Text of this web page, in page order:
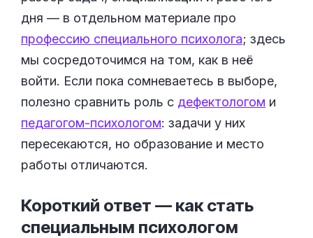
дня — в отдельном материале про
профессию специального психолога; здесь
мы сосредоточимся на том, как в неё
войти. Если пока сомневаетесь в выборе,
полезно сравнить роль с дефектологом и
педагогом-психологом: задачи у них
пересекаются, но образование и место
работы отличаются.
Короткий ответ — как стать
специальным психологом